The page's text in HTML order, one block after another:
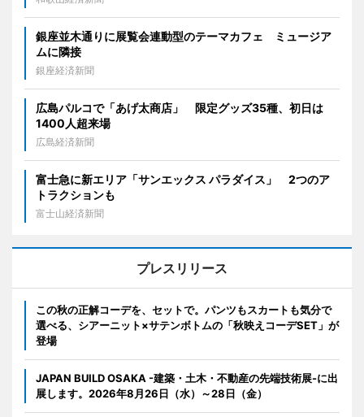
銀座並木通りに展覧会連動型のテーマカフェ ミュージア
ムに隣接
銀座経済新聞
広島パルコで「あげ太商店」 限定グッズ35種、初日は
1400人超来場
広島経済新聞
富士急に新エリア「サンエックス パラダイス」 2つのア
トラクションも
富士山経済新聞
プレスリリース
この秋の正解コーデを、セットで。パンツもスカートも気分で
選べる、シアーニット×サテンボトムの「秋映えコーデSET」が
登場
JAPAN BUILD OSAKA -建築・土木・不動産の先端技術展-に出
展します。2026年8月26日（水）～28日（金）